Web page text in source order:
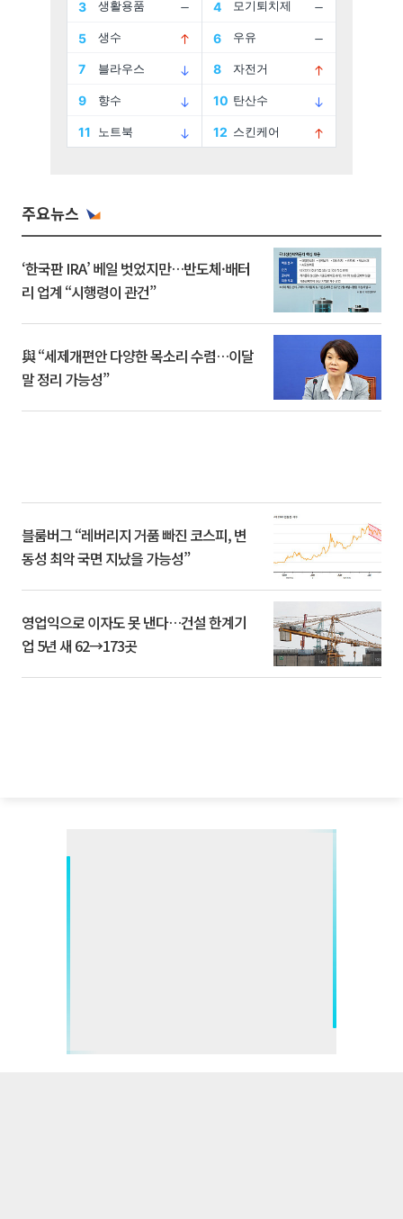
주요뉴스
‘한국판 IRA’ 베일 벗었지만…반도체·배터
리 업계 “시행령이 관건”
與 “세제개편안 다양한 목소리 수렴…이달
말 정리 가능성”
블룸버그 “레버리지 거품 빠진 코스피, 변
동성 최악 국면 지났을 가능성”
영업익으로 이자도 못 낸다…건설 한계기
업 5년 새 62→173곳